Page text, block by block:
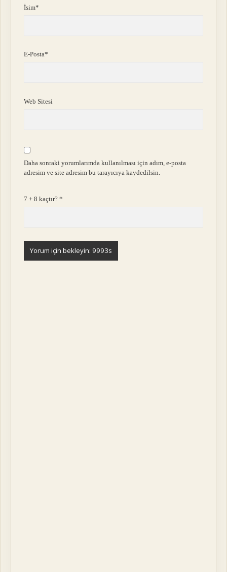
İsim*
E-Posta*
Web Sitesi
Daha sonraki yorumlarımda kullanılması için adım, e-posta
adresim ve site adresim bu tarayıcıya kaydedilsin.
7 + 8 kaçtır?*